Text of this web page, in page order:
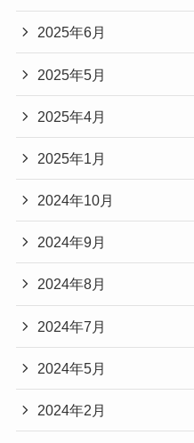
2025年6月
2025年5月
2025年4月
2025年1月
2024年10月
2024年9月
2024年8月
2024年7月
2024年5月
2024年2月